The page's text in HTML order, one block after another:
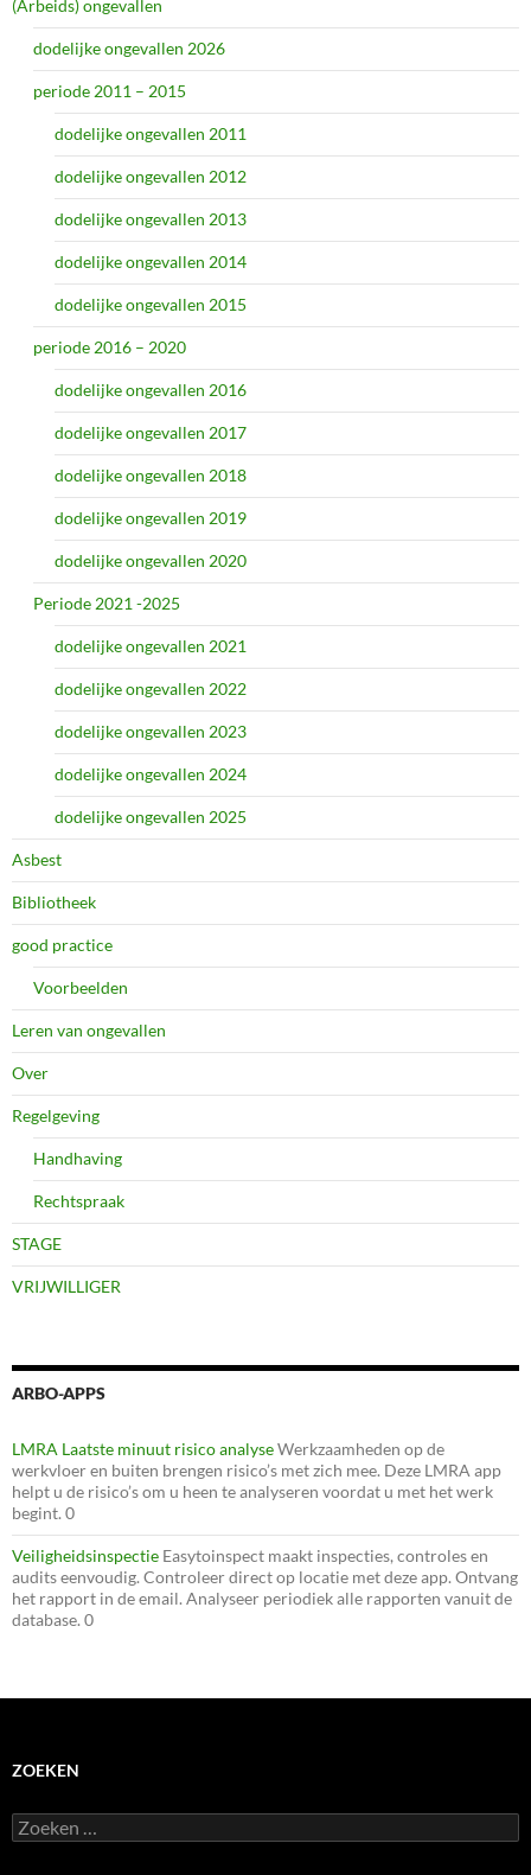
(Arbeids) ongevallen
dodelijke ongevallen 2026
periode 2011 – 2015
dodelijke ongevallen 2011
dodelijke ongevallen 2012
dodelijke ongevallen 2013
dodelijke ongevallen 2014
dodelijke ongevallen 2015
periode 2016 – 2020
dodelijke ongevallen 2016
dodelijke ongevallen 2017
dodelijke ongevallen 2018
dodelijke ongevallen 2019
dodelijke ongevallen 2020
Periode 2021 -2025
dodelijke ongevallen 2021
dodelijke ongevallen 2022
dodelijke ongevallen 2023
dodelijke ongevallen 2024
dodelijke ongevallen 2025
Asbest
Bibliotheek
good practice
Voorbeelden
Leren van ongevallen
Over
Regelgeving
Handhaving
Rechtspraak
STAGE
VRIJWILLIGER
ARBO-APPS
LMRA Laatste minuut risico analyseWerkzaamheden op de
werkvloer en buiten brengen risico’s met zich mee. Deze LMRA app
helpt u de risico’s om u heen te analyseren voordat u met het werk
begint. 0
Veiligheidsinspectie Easytoinspect maakt inspecties, controles en
audits eenvoudig. Controleer direct op locatie met deze app. Ontvang
het rapport in de email. Analyseer periodiek alle rapporten vanuit de
database. 0
ZOEKEN
Zoeken
naar: